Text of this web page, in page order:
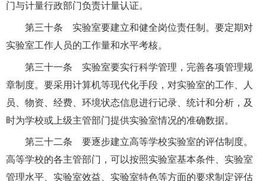
门与计量行政部门负责计量认证。
第三十条 实验室要建立和健全岗位责任制。要定期对
实验室工作人员的工作量和水平考核。
第三十一条 实验室要实行科学管理，完善各项管理规
章制度。要采用计算机等现代化手段，对实验室的工作、人
员、物资、经费、环境状态信息进行记录、统计和分析，及
时为学校或上级主管部门提供实验室情况的准确数据。
第三十二条 要逐步建立高等学校实验室的评估制度。
高等学校的各主管部门，可以按照实验室基本条件、实验室
管理水平、实验室效益、实验室特色等方面的要求制定评估